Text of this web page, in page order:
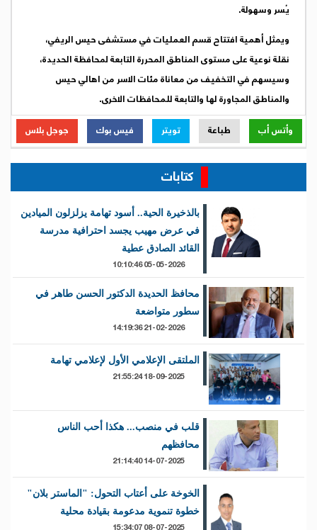
يُسر وسهولة.
ويمثل أهمية افتتاح قسم العمليات في مستشفى حيس الريفي،
نقلة نوعية على مستوى المناطق المحررة التابعة لمحافظة الحديدة،
وسيسهم في التخفيف من معاناة مئات الاسر من اهالي حيس
والمناطق المجاورة لها والتابعة للمحافظات الاخرى.
وأتس أب
طباعة تويتر فيس بوك جوجل بلاس
كتابات
بالذخيرة الحية.. أسود تهامة يزلزلون الميادين
في عرض مهيب يجسد احترافية مدرسة
القائد الصادق عطية
05-05-2026 10:10:46
محافظ الحديدة الدكتور الحسن طاهر في
سطور متواضعة
21-02-2026 14:19:36
الملتقى الإعلامي الأول لإعلامي تهامة
قلب في منصب... هكذا أحب الناس
محافظهم
الخوخة على أعتاب التحول: "الماستر بلان"
خطوة تنموية مدعومة بقيادة محلية